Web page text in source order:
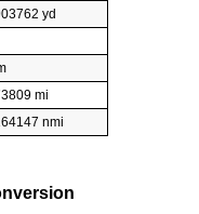
yd
mi
nmi